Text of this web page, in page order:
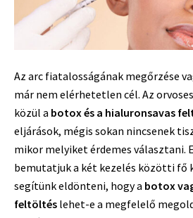
Az arc fiatalosságának megőrzése
már nem elérhetetlen cél. Az
közül a botox és a hialuronsavas
eljárások, mégis sokan nincsenek
mikor melyiket érdemes választani.
bemutatjuk a két kezelés közötti fő
segítünk eldönteni, hogy a botox
feltöltés lehet-e a megfelelő